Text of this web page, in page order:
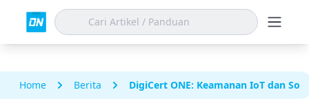
Home Berita DigiCert ONE: Keamanan IoT dan